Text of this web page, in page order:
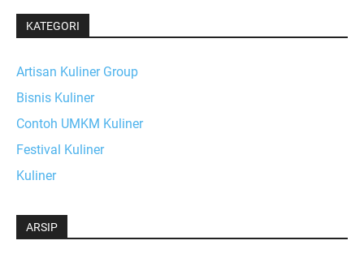
KATEGORI
Artisan Kuliner Group
Bisnis Kuliner
Contoh UMKM Kuliner
Festival Kuliner
Kuliner
ARSIP